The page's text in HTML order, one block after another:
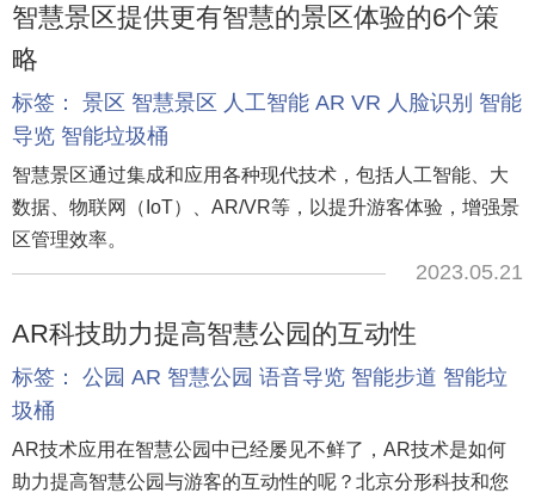
智慧景区提供更有智慧的景区体验的6个策
略
标签： 景区 智慧景区 人工智能 AR VR 人脸识别 智能
导览 智能垃圾桶
智慧景区通过集成和应用各种现代技术，包括人工智能、大
数据、物联网（IoT）、AR/VR等，以提升游客体验，增强景
区管理效率。
2023.05.21
AR科技助力提高智慧公园的互动性
标签： 公园 AR 智慧公园 语音导览 智能步道 智能垃
圾桶
AR技术应用在智慧公园中已经屡见不鲜了，AR技术是如何
助力提高智慧公园与游客的互动性的呢？北京分形科技和您